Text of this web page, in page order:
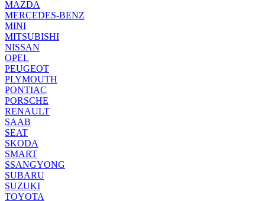
MAZDA
MERCEDES-BENZ
MINI
MITSUBISHI
NISSAN
OPEL
PEUGEOT
PLYMOUTH
PONTIAC
PORSCHE
RENAULT
SAAB
SEAT
SKODA
SMART
SSANGYONG
SUBARU
SUZUKI
TOYOTA